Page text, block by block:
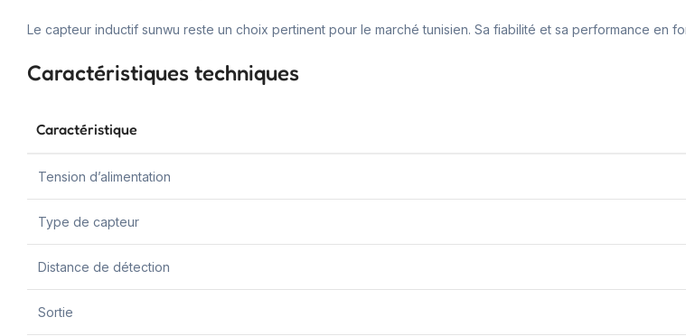
Le capteur inductif sunwu reste un choix pertinent pour le marché tunisien. Sa fiabilité et sa performance en
Caractéristiques techniques
Caractéristique
Tension d’alimentation
Type de capteur
Distance de détection
Sortie